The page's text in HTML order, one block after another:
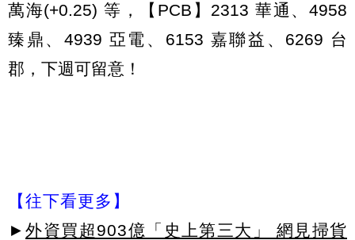
萬海(+0.25) 等，【PCB】2313 華通、4958
臻鼎、4939 亞電、6153 嘉聯益、6269 台
郡，下週可留意！
【往下看更多】
► 外資買超903億「史上第三大」 網見掃貨